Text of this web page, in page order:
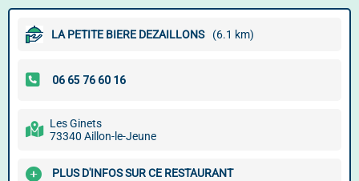
LA PETITE BIERE DEZAILLONS (6.1 km)
Les Ginets
73340 Aillon-le-Jeune
PLUS D'INFOS SUR CE RESTAURANT